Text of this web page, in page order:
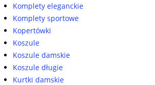
Komplety eleganckie
Komplety sportowe
Kopertówki
Koszule
Koszule damskie
Koszule długie
Kurtki damskie